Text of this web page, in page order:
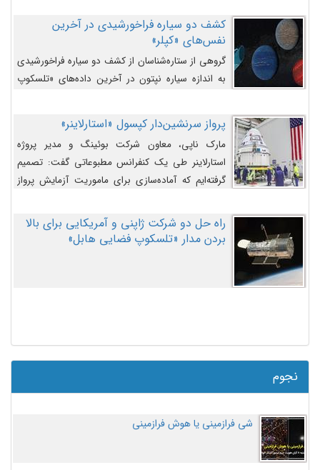
کشف دو سیاره فراخورشیدی در آخرین
نفس‌های «کپلر»
گروهی از ستاره‌شناسان از کشف دو سیاره فراخورشیدی
به اندازه سیاره نپتون در آخرین داده‌های «تلسکوپ
پرواز سرنشین‌دار کپسول «استارلاینر»
مارک ناپی، معاون شرکت بوئینگ و مدیر پروژه
استارلاینر طی یک کنفرانس مطبوعاتی گفت: تصمیم
گرفته‌ایم که آماده‌سازی برای ماموریت آزمایش پرواز
اصلاح کنیم.
راه حل دو شرکت ژاپنی و آمریکایی برای بالا
بردن مدار «تلسکوپ فضایی هابل»
نجوم
شی فرازمینی یا هوش فرازمینی